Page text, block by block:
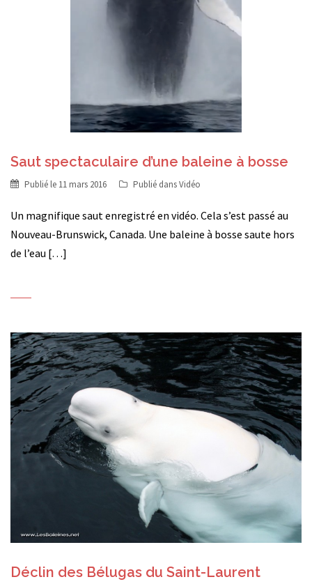
Saut spectaculaire d’une baleine à bosse
Publié le 11 mars 2016 Publié dansVidéo
Un magnifique saut enregistré en vidéo. Cela s’est passé au
Nouveau-Brunswick, Canada. Une baleine à bosse saute hors
de l’eau […]
Déclin des Bélugas du Saint-Laurent